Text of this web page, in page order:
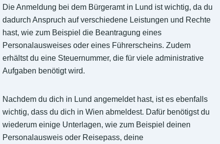
Die Anmeldung bei dem Bürgeramt in Lund ist wichtig, da du
dadurch Anspruch auf verschiedene Leistungen und Rechte
hast, wie zum Beispiel die Beantragung eines
Personalausweises oder eines Führerscheins. Zudem
erhältst du eine Steuernummer, die für viele administrative
Aufgaben benötigt wird.
Nachdem du dich in Lund angemeldet hast, ist es ebenfalls
wichtig, dass du dich in Wien abmeldest. Dafür benötigst du
wiederum einige Unterlagen, wie zum Beispiel deinen
Personalausweis oder Reisepass, deine